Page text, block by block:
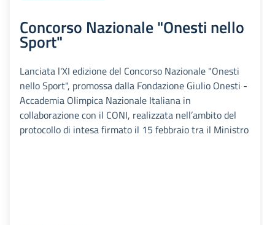
Concorso Nazionale "Onesti nello
Sport"
Lanciata l'XI edizione del Concorso Nazionale "Onesti
nello Sport", promossa dalla Fondazione Giulio Onesti -
Accademia Olimpica Nazionale Italiana in
collaborazione con il CONI, realizzata nell’ambito del
protocollo di intesa firmato il 15 febbraio tra il Ministro